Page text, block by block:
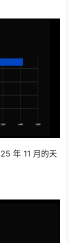
年 11 月的天